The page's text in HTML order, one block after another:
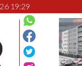
19:29